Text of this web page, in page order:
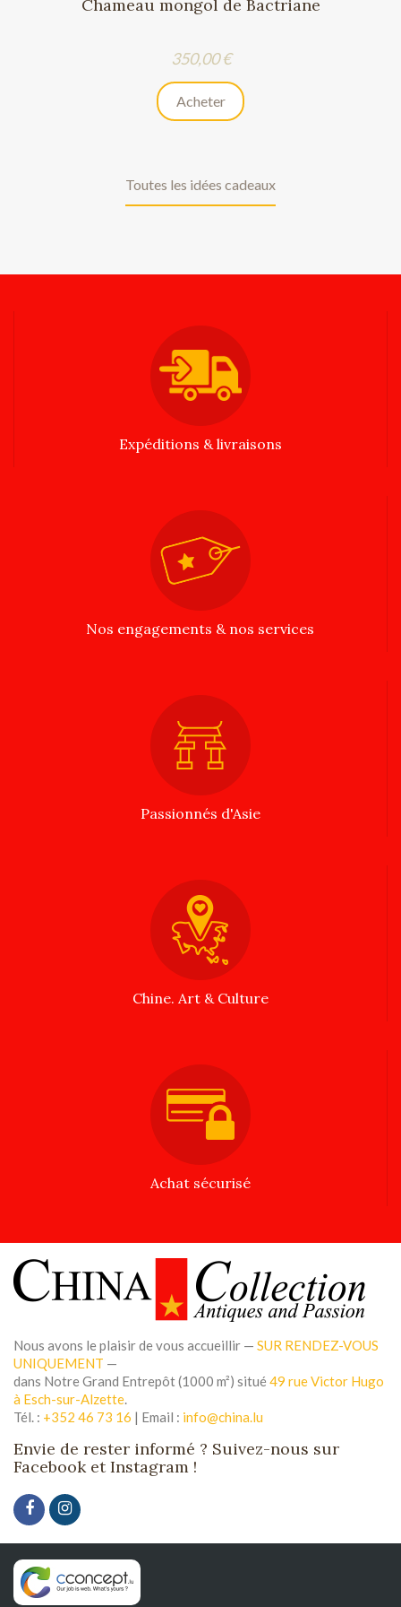
Chameau mongol de Bactriane
Prix
350,00 €
Acheter
Toutes les idées cadeaux
Expéditions & livraisons
Nos engagements & nos services
Passionnés d'Asie
Chine. Art & Culture
Achat sécurisé
Nous avons le plaisir de vous accueillir — SUR RENDEZ-VOUS
UNIQUEMENT —
dans Notre Grand Entrepôt (1000 m²) situé 49 rue Victor Hugo
à Esch-sur-Alzette.
Tél. : +352 46 73 16 | Email : info@china.lu
Envie de rester informé ? Suivez-nous sur
Facebook et Instagram !